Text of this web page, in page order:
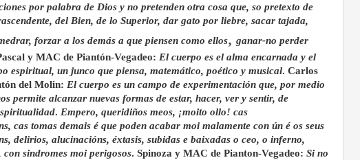
por palabra de Dios y no pretenden otra cosa que, so pretexto de
del Bien, de lo Superior, dar gato por liebre, sacar tajada,
forzar a los demás a que piensen como ellos, ganar-no perder
y MAC de Piantón-Vegadeo: El cuerpo es el alma encarnada y el
espiritual, un junco que piensa, matemático, poético y musical. Carlos
del Molin: El cuerpo es un campo de experimentación que, por medio
permite alcanzar nuevas formas de estar, hacer, ver y sentir, de
. Empero, queridiños meos, ¡moito ollo! cas
cas tomas demais é que poden acabar moi malamente con ún é os seus
delirios, alucinacións, éxtasis, subidas e baixadas o ceo, o inferno,
sindromes moi perigosos. Spinoza y MAC de Pianton-Vegadeo: Si no